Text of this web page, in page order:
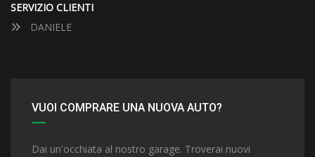
SERVIZIO CLIENTI
DANIELE
VUOI COMPRARE UNA NUOVA AUTO?
Dai un'occhiata al nostro garage. Troverai nuovi